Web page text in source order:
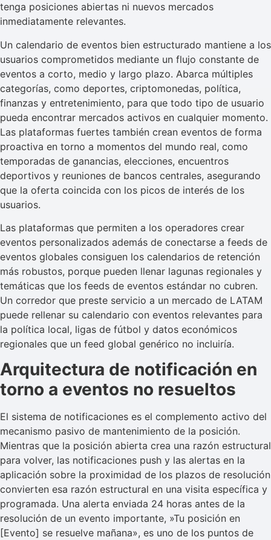
tenga posiciones abiertas ni nuevos mercados
inmediatamente relevantes.
Un calendario de eventos bien estructurado mantiene a los
usuarios comprometidos mediante un flujo constante de
eventos a corto, medio y largo plazo. Abarca múltiples
categorías, como deportes, criptomonedas, política,
finanzas y entretenimiento, para que todo tipo de usuario
pueda encontrar mercados activos en cualquier momento.
Las plataformas fuertes también crean eventos de forma
proactiva en torno a momentos del mundo real, como
temporadas de ganancias, elecciones, encuentros
deportivos y reuniones de bancos centrales, asegurando
que la oferta coincida con los picos de interés de los
usuarios.
Las plataformas que permiten a los operadores crear
eventos personalizados además de conectarse a feeds de
eventos globales consiguen los calendarios de retención
más robustos, porque pueden llenar lagunas regionales y
temáticas que los feeds de eventos estándar no cubren.
Un corredor que preste servicio a un mercado de LATAM
puede rellenar su calendario con eventos relevantes para
la política local, ligas de fútbol y datos económicos
regionales que un feed global genérico no incluiría.
Arquitectura de notificación en
torno a eventos no resueltos
El sistema de notificaciones es el complemento activo del
mecanismo pasivo de mantenimiento de la posición.
Mientras que la posición abierta crea una razón estructural
para volver, las notificaciones push y las alertas en la
aplicación sobre la proximidad de los plazos de resolución
convierten esa razón estructural en una visita específica y
programada. Una alerta enviada 24 horas antes de la
resolución de un evento importante, »Tu posición en
[Evento] se resuelve mañana», es uno de los puntos de